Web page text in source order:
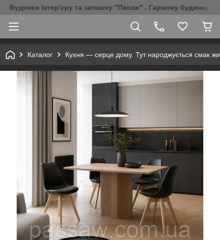
Будинок інтер'єру та затишку "Пасаж" . Гарному будинку-
Каталог Кухня — серце дому. Тут народжується смак